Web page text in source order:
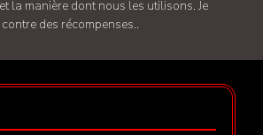
la manière dont nous les utilisons. Je
des récompenses..